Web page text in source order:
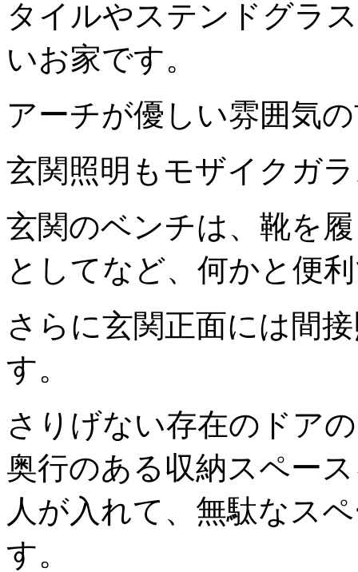
タイルやステンドグラ
いお家です。
アーチが優しい雰囲気
玄関照明もモザイクガ
玄関のベンチは、靴を
としてなど、何かと便
さらに玄関正面には間
す。
さりげない存在のドア
奥行のある収納スペー
人が入れて、無駄なス
す。